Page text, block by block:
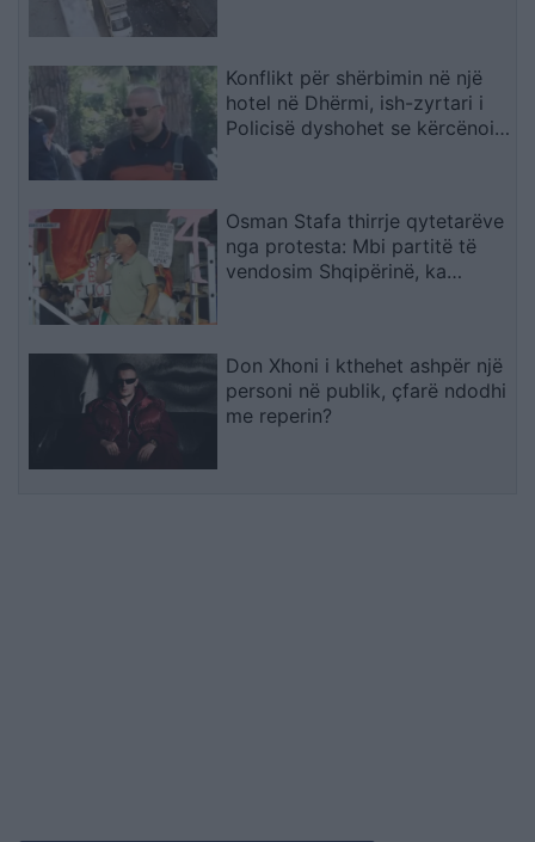
Konflikt për shërbimin në një
hotel në Dhërmi, ish-zyrtari i
Policisë dyshohet se kërcënoi
Osman Stafa thirrje qytetarëve
nga protesta: Mbi partitë të
vendosim Shqipërinë, ka
Don Xhoni i kthehet ashpër një
personi në publik, çfarë ndodhi
me reperin?